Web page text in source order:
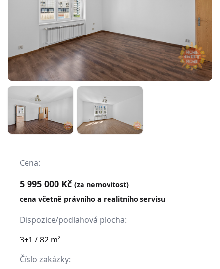
Cena:
5 995 000 Kč (za nemovitost)
cena včetně právního a realitního servisu
Dispozice/podlahová plocha:
3+1 / 82 m²
Číslo zakázky: